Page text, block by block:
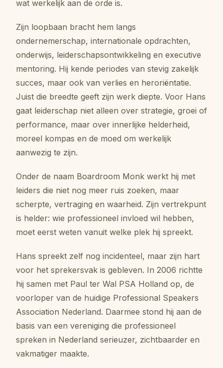
wat werkelijk aan de orde is.
Zijn loopbaan bracht hem langs
ondernemerschap, internationale opdrachten,
onderwijs, leiderschapsontwikkeling en executive
mentoring. Hij kende periodes van stevig zakelijk
succes, maar ook van verlies en heroriëntatie.
Juist die breedte geeft zijn werk diepte. Voor Hans
gaat leiderschap niet alleen over strategie, groei of
performance, maar over innerlijke helderheid,
moreel kompas en de moed om werkelijk
aanwezig te zijn.
Onder de naam Boardroom Monk werkt hij met
leiders die niet nog meer ruis zoeken, maar
scherpte, vertraging en waarheid. Zijn vertrekpunt
is helder: wie professioneel invloed wil hebben,
moet eerst weten vanuit welke plek hij spreekt.
Hans spreekt zelf nog incidenteel, maar zijn hart
voor het sprekersvak is gebleven. In 2006 richtte
hij samen met Paul ter Wal PSA Holland op, de
voorloper van de huidige Professional Speakers
Association Nederland. Daarmee stond hij aan de
basis van een vereniging die professioneel
spreken in Nederland serieuzer, zichtbaarder en
vakmatiger maakte.